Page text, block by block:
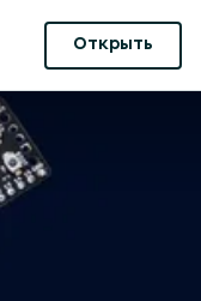
Открыть